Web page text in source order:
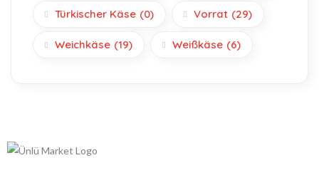
Türkischer Käse (0) Vorrat (29)
Weichkäse (19) Weißkäse (6)